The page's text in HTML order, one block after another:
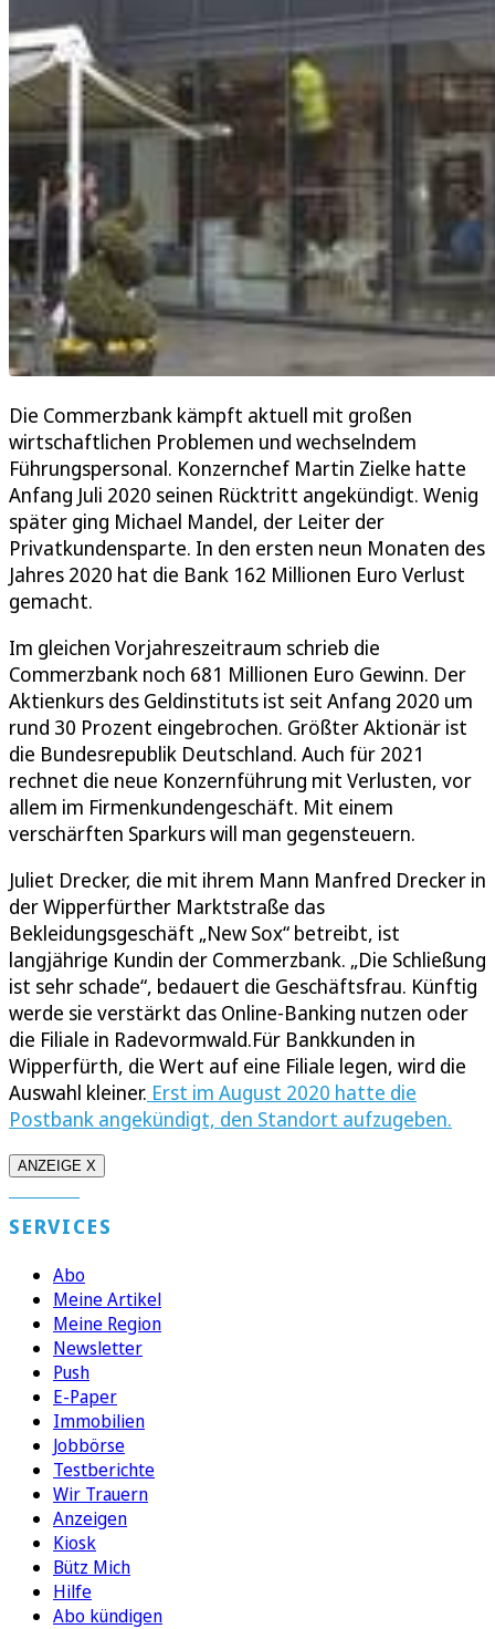
Die Commerzbank kämpft aktuell mit großen
wirtschaftlichen Problemen und wechselndem
Führungspersonal. Konzernchef Martin Zielke hatte
Anfang Juli 2020 seinen Rücktritt angekündigt. Wenig
später ging Michael Mandel, der Leiter der
Privatkundensparte. In den ersten neun Monaten des
Jahres 2020 hat die Bank 162 Millionen Euro Verlust
gemacht.
Im gleichen Vorjahreszeitraum schrieb die
Commerzbank noch 681 Millionen Euro Gewinn. Der
Aktienkurs des Geldinstituts ist seit Anfang 2020 um
rund 30 Prozent eingebrochen. Größter Aktionär ist
die Bundesrepublik Deutschland. Auch für 2021
rechnet die neue Konzernführung mit Verlusten, vor
allem im Firmenkundengeschäft. Mit einem
verschärften Sparkurs will man gegensteuern.
Juliet Drecker, die mit ihrem Mann Manfred Drecker in
der Wipperfürther Marktstraße das
Bekleidungsgeschäft „New Sox“ betreibt, ist
langjährige Kundin der Commerzbank. „Die Schließung
ist sehr schade“, bedauert die Geschäftsfrau. Künftig
werde sie verstärkt das Online-Banking nutzen oder
die Filiale in Radevormwald.Für Bankkunden in
Wipperfürth, die Wert auf eine Filiale legen, wird die
Auswahl kleiner. Erst im August 2020 hatte die
Postbank angekündigt, den Standort aufzugeben.
ANZEIGE X
SERVICES
Abo
Meine Artikel
Meine Region
Newsletter
Push
E-Paper
Immobilien
Jobbörse
Testberichte
Wir Trauern
Anzeigen
Kiosk
Bütz Mich
Hilfe
Abo kündigen